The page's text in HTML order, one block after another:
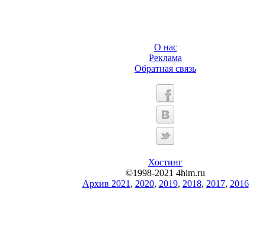
О нас
Реклама
Обратная связь
Хостинг
©1998-2021 4him.ru
Архив 2021 , 2020, 2019, 2018, 2017, 2016